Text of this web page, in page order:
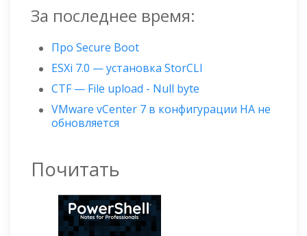
За последнее время:
Про Secure Boot
ESXi 7.0 — установка StorCLI
CTF — File upload - Null byte
VMware vCenter 7 в конфигурации HA не
обновляется
Почитать